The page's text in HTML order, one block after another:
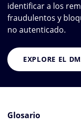
identificar a los
fraudulentos y
no autenticado.
EXPLORE EL
Glosario